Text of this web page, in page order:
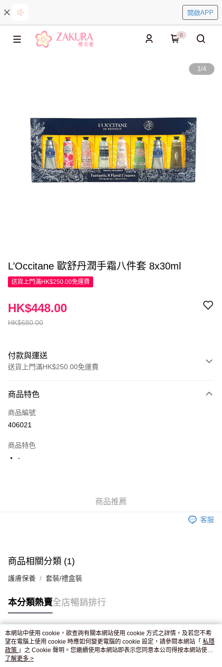
開啟APP
0
1/4
L’Occitane 歐舒丹潤手霜八件套 8x30ml
送貨上門滿HK$250.00免運費
HK$680.00
HK$448.00
付款與運送
送貨上門滿HK$250.00免運費
信用卡
Apple Pay
JD京東物流，訂單確認發貨後2-4個工作天送達
商品特色
商品編號
406021
商品特色
-
商品推薦
客服
商品相關分類 (1)
護膚保養 套裝/禮盒裝
本分類熱賣全店暢銷排行
熱門標籤
熱銷排行
本網站中使用 cookie，欲查詢有關本網站使用 cookie 方式之詳情，及若您不希
望在電腦上使用 cookie 時應如何變更電腦的 cookie 設定，請參閱本網站「 私隱
政策 」之 Cookie 聲明。您繼續使用本網站即表示您同意本公司得按本網站使用
條款之 Cookie 聲明使用 cookie。
了解更多 >